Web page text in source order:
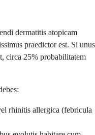
dermatitis atopicam
praedictor est. Si unus
circa 25% probabilitatem
rhinitis allergica (febricula